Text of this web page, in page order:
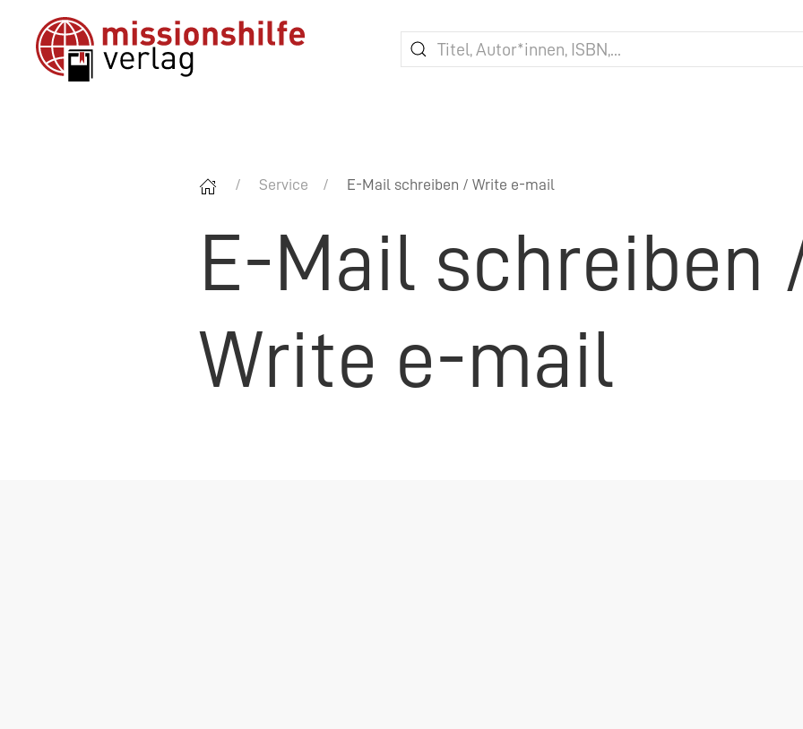
Service E-Mail schreiben / Write e-mail
E-Mail schreiben
Write e-mail